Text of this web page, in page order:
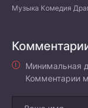
Минимальная
Комментарии